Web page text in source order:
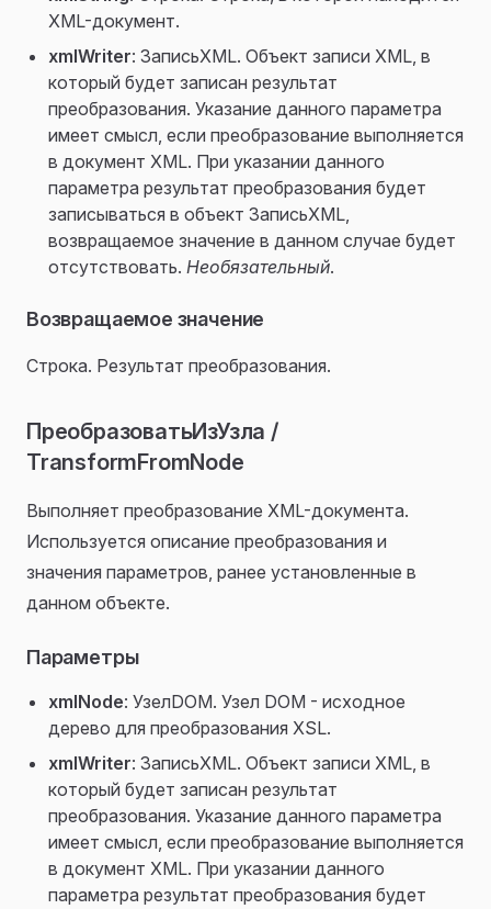
XML-документ.
xmlWriter: ЗаписьXML. Объект записи XML, в
который будет записан результат
преобразования. Указание данного параметра
имеет смысл, если преобразование выполняется
в документ XML. При указании данного
параметра результат преобразования будет
записываться в объект ЗаписьXML,
возвращаемое значение в данном случае будет
отсутствовать. Необязательный.
Возвращаемое значение
Строка. Результат преобразования.
ПреобразоватьИзУзла /
TransformFromNode
Выполняет преобразование XML-документа.
Используется описание преобразования и
значения параметров, ранее установленные в
данном объекте.
Параметры
xmlNode: УзелDOM. Узел DOM - исходное
дерево для преобразования XSL.
xmlWriter: ЗаписьXML. Объект записи XML, в
который будет записан результат
преобразования. Указание данного параметра
имеет смысл, если преобразование выполняется
в документ XML. При указании данного
параметра результат преобразования будет